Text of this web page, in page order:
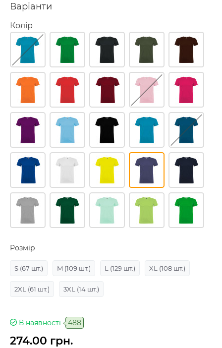
Варіанти
Колір
Розмір
S (67 шт.) M (109 шт.) L (129 шт.) XL (108 шт.)
2XL (61 шт.) 3XL (14 шт.)
В наявності 488
274.00 грн.